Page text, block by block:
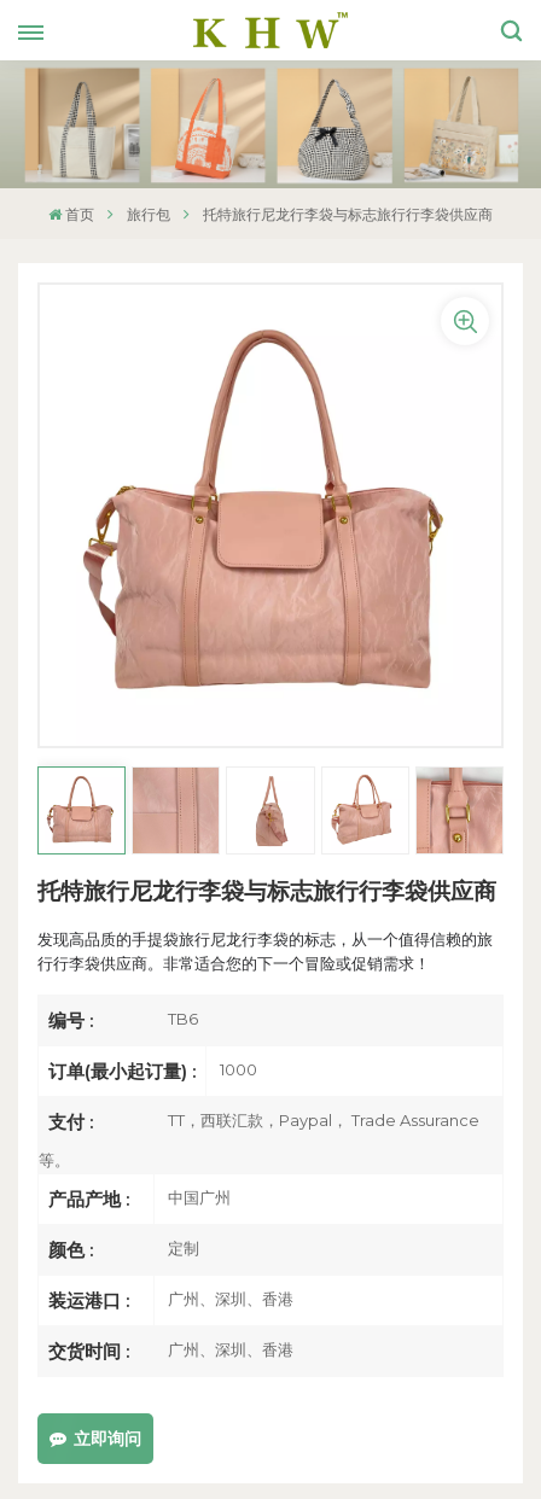
首页 旅行包 托特旅行尼龙行李袋与标志旅行行李袋供应商
托特旅行尼龙行李袋与标志旅行行李袋供应商
发现高品质的手提袋旅行尼龙行李袋的标志，从一个值得信赖的旅
行行李袋供应商。非常适合您的下一个冒险或促销需求！
编号 : TB6
订单(最小起订量) : 1000
支付 : TT，西联汇款，Paypal， Trade Assurance
等。
产品产地 : 中国广州
颜色 : 定制
装运港口 : 广州、深圳、香港
交货时间 : 广州、深圳、香港
立即询问